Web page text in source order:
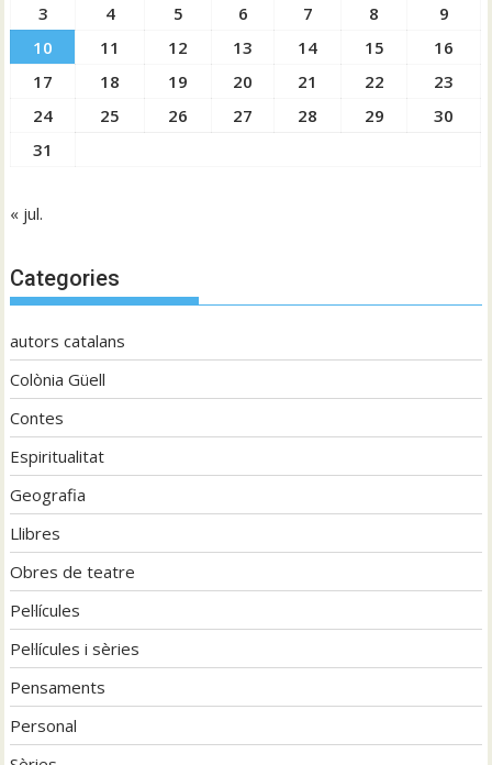
3
4 5 6 7 8
9
10
11 12 13 14 15
16
17
18 19 20 21 22
23
24
25 26 27 28 29
30
31
« jul.
Categories
autors catalans
Colònia Güell
Contes
Espiritualitat
Geografia
Llibres
Obres de teatre
Pel·lícules
Pel·lícules i sèries
Pensaments
Personal